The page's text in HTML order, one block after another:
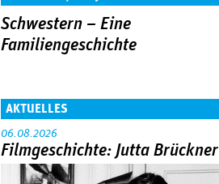
Schwestern – Eine
Familiengeschichte
AKTUELLES
06.08.2026
Filmgeschichte: Jutta Brückner